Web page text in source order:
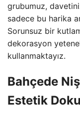
grubumuz,
sadece bu harika
Sorunsuz bir
dekorasyon
kullanmaktayız.
Bahçede
Estetik